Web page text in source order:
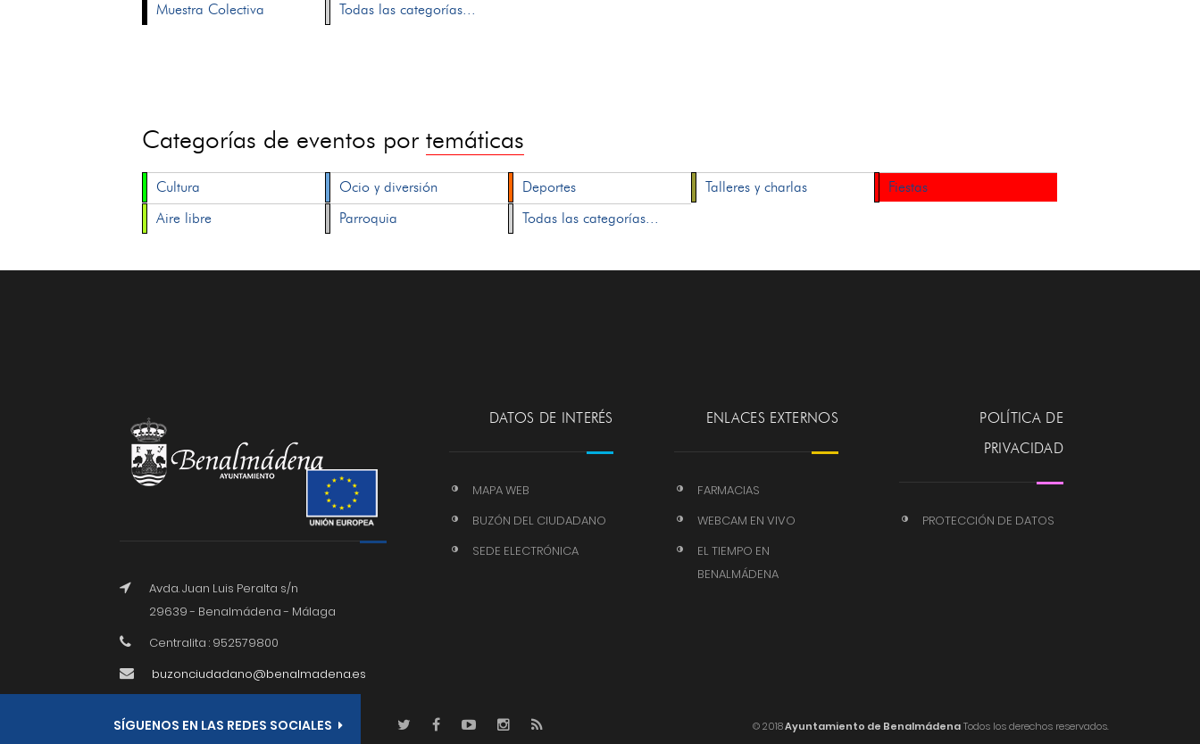
Muestra Colectiva
Todas las categorías...
Categorías de eventos portemáticas
Cultura Ocio y diversión Deportes Talleres y charlas
Fiestas
Aire libre
Parroquia Todas las categorías...
Avda. Juan Luis Peralta s/n
29639 - Benalmádena - Málaga
Centralita : 952579800
buzonciudadano@benalmadena.es
DATOS DE INTERÉS
MAPA WEB
BUZÓN DEL CIUDADANO
SEDE ELECTRÓNICA
ENLACES EXTERNOS
FARMACIAS
WEBCAM EN VIVO
EL TIEMPO EN
BENALMÁDENA
POLÍTICA DE
PRIVACIDAD
PROTECCIÓN DE DATOS
SÍGUENOS EN LAS REDES SOCIALES © 2018Ayuntamiento de BenalmádenaTodos los derechos reservados.